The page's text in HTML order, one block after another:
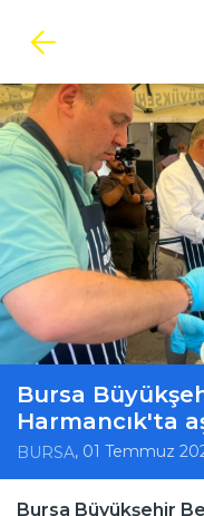
Bursa
Harmancık'ta
BURSA, 01 Temmuz
Bursa Büyükşehir